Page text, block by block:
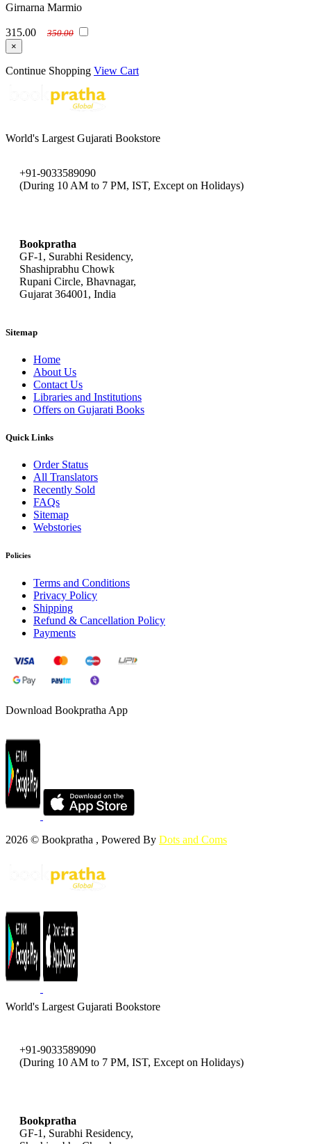
Girnarna Marmio
315.00
350.00
×
Continue Shopping View Cart
World's Largest Gujarati Bookstore
+91-9033589090
(During 10 AM to 7 PM, IST, Except on Holidays)
Bookpratha
GF-1, Surabhi Residency,
Shashiprabhu Chowk
Rupani Circle, Bhavnagar,
Gujarat 364001, India
Sitemap
Home
About Us
Contact Us
Libraries and Institutions
Offers on Gujarati Books
Quick Links
Order Status
All Translators
Recently Sold
FAQs
Sitemap
Webstories
Policies
Terms and Conditions
Privacy Policy
Shipping
Refund & Cancellation Policy
Payments
Download Bookpratha App
2026 © Bookpratha , Powered By Dots and Coms
World's Largest Gujarati Bookstore
+91-9033589090
(During 10 AM to 7 PM, IST, Except on Holidays)
Bookpratha
GF-1, Surabhi Residency,